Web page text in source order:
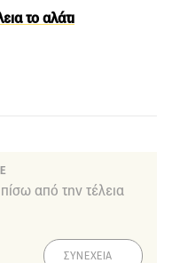
το αλάτι
από την τέλεια
ΣΥΝΕΧΕΙΑ